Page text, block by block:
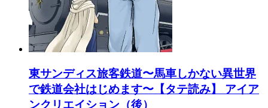
東サンディス旅客鉄道〜馬車しかない異世界
で鉄道会社はじめます〜【タテ読み】 アイア
ンクリエイション（後）